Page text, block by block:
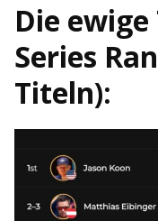
Die
Series
Titeln):